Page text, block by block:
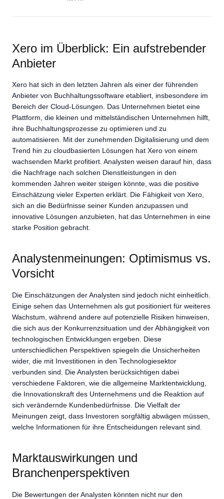
Xero im Überblick: Ein aufstrebender
Anbieter
Xero hat sich in den letzten Jahren als einer der führenden
Anbieter von Buchhaltungssoftware etabliert, insbesondere im
Bereich der Cloud-Lösungen. Das Unternehmen bietet eine
Plattform, die kleinen und mittelständischen Unternehmen hilft,
ihre Buchhaltungsprozesse zu optimieren und zu
automatisieren. Mit der zunehmenden Digitalisierung und dem
Trend hin zu cloudbasierten Lösungen hat Xero von einem
wachsenden Markt profitiert. Analysten weisen darauf hin, dass
die Nachfrage nach solchen Dienstleistungen in den
kommenden Jahren weiter steigen könnte, was die positive
Einschätzung vieler Experten erklärt. Die Fähigkeit von Xero,
sich an die Bedürfnisse seiner Kunden anzupassen und
innovative Lösungen anzubieten, hat das Unternehmen in eine
starke Position gebracht.
Analystenmeinungen: Optimismus vs.
Vorsicht
Die Einschätzungen der Analysten sind jedoch nicht einheitlich.
Einige sehen das Unternehmen als gut positioniert für weiteres
Wachstum, während andere auf potenzielle Risiken hinweisen,
die sich aus der Konkurrenzsituation und der Abhängigkeit von
technologischen Entwicklungen ergeben. Diese
unterschiedlichen Perspektiven spiegeln die Unsicherheiten
wider, die mit Investitionen in den Technologiesektor
verbunden sind. Die Analysten berücksichtigen dabei
verschiedene Faktoren, wie die allgemeine Marktentwicklung,
die Innovationskraft des Unternehmens und die Reaktion auf
sich verändernde Kundenbedürfnisse. Die Vielfalt der
Meinungen zeigt, dass Investoren sorgfältig abwägen müssen,
welche Informationen für ihre Entscheidungen relevant sind.
Marktauswirkungen und
Branchenperspektiven
Die Bewertungen der Analysten könnten nicht nur den